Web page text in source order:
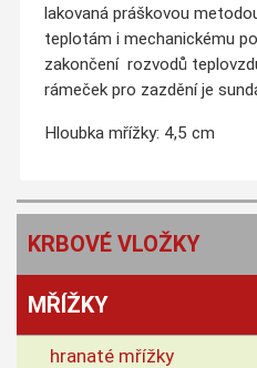
lakovaná práškovou
teplotám i mechanickému
zakončení rozvodů
rámeček pro zazdění je
Hloubka mřížky: 4,5 cm
KRBOVÉ VLOŽKY
MŘÍŽKY
hranaté mřížky